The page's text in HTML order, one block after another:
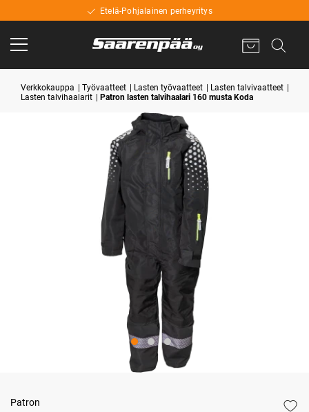
Etelä-Pohjalainen perheyritys
Verkkokauppa Työvaatteet Lasten työvaatteet
Lasten talvivaatteet
Lasten talvihaalarit
Patron lasten talvihaalari 160 musta Koda
Patron